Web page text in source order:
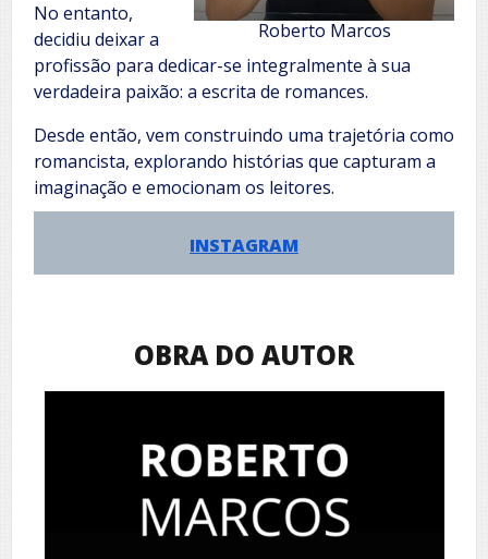
Roberto Marcos
No entanto,
decidiu deixar a
profissão para dedicar-se integralmente à sua
verdadeira paixão: a escrita de romances.
Desde então, vem construindo uma trajetória como
romancista, explorando histórias que capturam a
imaginação e emocionam os leitores.
INSTAGRAM
OBRA DO AUTOR